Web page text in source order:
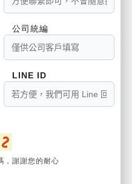
公司統編
LINE ID
，謝謝您的耐心